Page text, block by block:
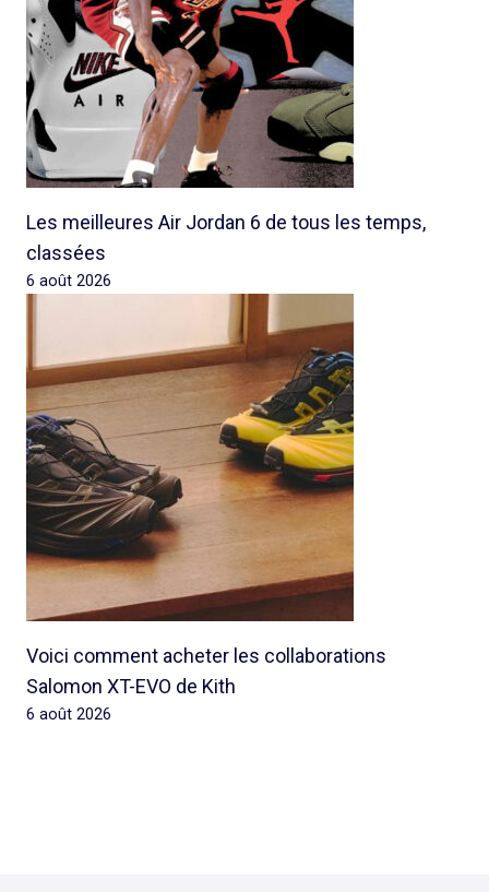
Les meilleures Air Jordan 6 de tous les temps,
classées
6 août 2026
Voici comment acheter les collaborations
Salomon XT-EVO de Kith
6 août 2026